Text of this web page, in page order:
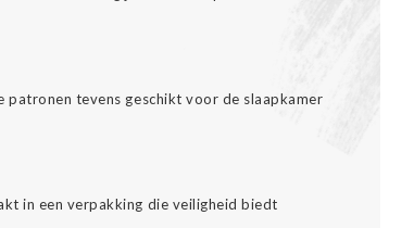
patronen tevens geschikt voor de slaapkamer
in een verpakking die veiligheid biedt